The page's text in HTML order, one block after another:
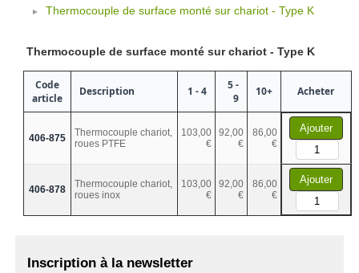
Thermocouple de surface monté sur chariot - Type K
Thermocouple de surface monté sur chariot - Type K
Code
article
Description 1 - 4
5 -
9
10+ Acheter
406-875
Thermocouple chariot,
roues PTFE
103,00
€
92,00
€
86,00
€
Ajouter
406-878
Thermocouple chariot,
roues inox
103,00
€
92,00
€
86,00
€
Ajouter
Inscription à la newsletter